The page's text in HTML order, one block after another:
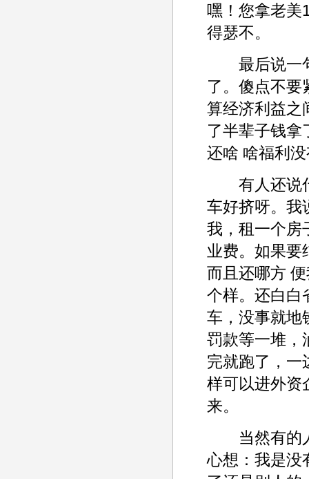
嘿！您拿老美
得瑟不。
最后说一句
了。傻点不要
算经济利益之
了半辈子钱拿
还啥 啥福利
有人还说什
车好挤呀。我
我，租一个房
业费。如果要
而且还哪方
个样。还白白
车，没事就地
罚款等一堆，
完就跑了，一
样可以进外资
来。
当然有的人
心想：我是没